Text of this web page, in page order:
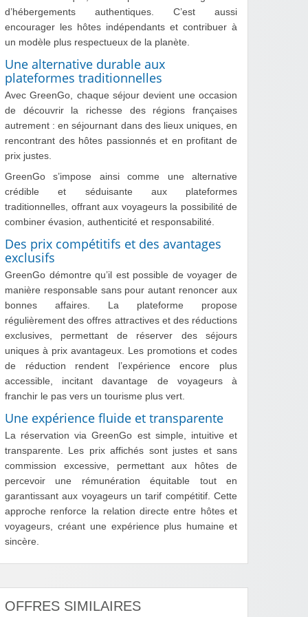
d’hébergements authentiques. C’est aussi
encourager les hôtes indépendants et contribuer à
un modèle plus respectueux de la planète.
Une alternative durable aux
plateformes traditionnelles
Avec GreenGo, chaque séjour devient une occasion
de découvrir la richesse des régions françaises
autrement : en séjournant dans des lieux uniques, en
rencontrant des hôtes passionnés et en profitant de
prix justes.
GreenGo s’impose ainsi comme une alternative
crédible et séduisante aux plateformes
traditionnelles, offrant aux voyageurs la possibilité de
combiner évasion, authenticité et responsabilité.
Des prix compétitifs et des avantages
exclusifs
GreenGo démontre qu’il est possible de voyager de
manière responsable sans pour autant renoncer aux
bonnes affaires. La plateforme propose
régulièrement des offres attractives et des réductions
exclusives, permettant de réserver des séjours
uniques à prix avantageux. Les promotions et codes
de réduction rendent l’expérience encore plus
accessible, incitant davantage de voyageurs à
franchir le pas vers un tourisme plus vert.
Une expérience fluide et transparente
La réservation via GreenGo est simple, intuitive et
transparente. Les prix affichés sont justes et sans
commission excessive, permettant aux hôtes de
percevoir une rémunération équitable tout en
garantissant aux voyageurs un tarif compétitif. Cette
approche renforce la relation directe entre hôtes et
voyageurs, créant une expérience plus humaine et
sincère.
OFFRES SIMILAIRES